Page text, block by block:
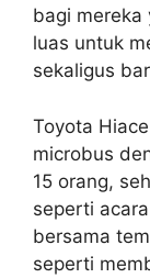
bagi mereka
luas untuk
sekaligus
Toyota
microbus
15 orang,
seperti
bersama
seperti